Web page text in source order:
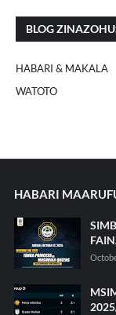
BLOG
HABARI & MAKALA
WATOTO
HABARI